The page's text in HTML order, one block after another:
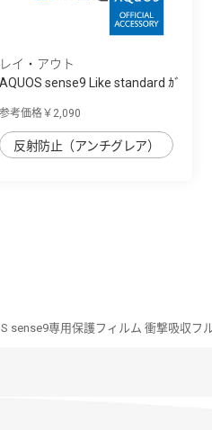
レイ・アウト
AQUOS sense9 Like standard ｶﾞ
参考価格￥2,090
反射防止（アンチグレア）
sense9専用保護フィルム 衝撃吸収フ